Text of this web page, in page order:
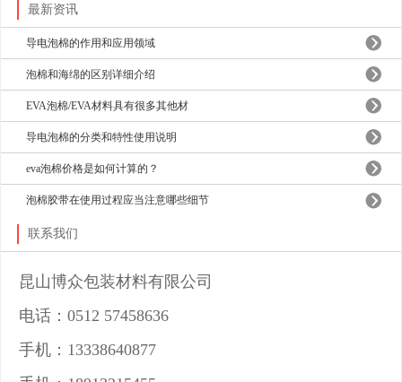
最新资讯
导电泡棉的作用和应用领域
泡棉和海绵的区别详细介绍
EVA泡棉/EVA材料具有很多其他材
导电泡棉的分类和特性使用说明
eva泡棉价格是如何计算的？
泡棉胶带在使用过程应当注意哪些细节
联系我们
昆山博众包装材料有限公司
电话：0512 57458636
手机：13338640877